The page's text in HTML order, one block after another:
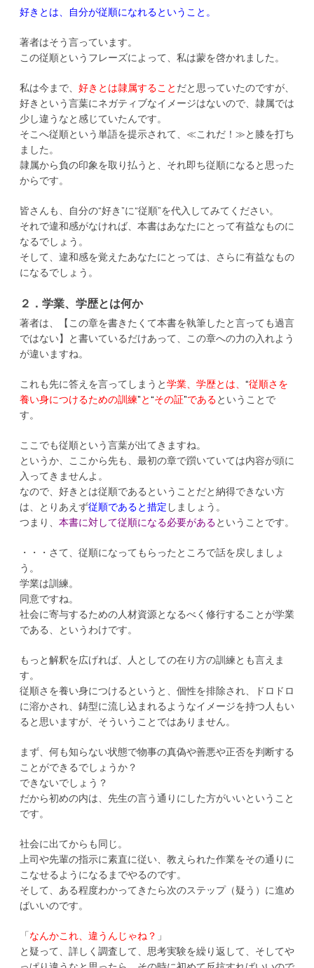
好きとは、自分が従順になれるということ。
著者はそう言っています。
この従順というフレーズによって、私は蒙を啓かれました。
私は今まで、 好きとは隷属すること だと思っていたのですが、
好きという言葉にネガティブなイメージはないので、隷属では
少し違うなと感じていたんです。
そこへ従順という単語を提示されて、≪これだ！≫と膝を打ち
ました。
隷属から負の印象を取り払うと、それ即ち従順になると思った
からです。
皆さんも、自分の“好き”に“従順”を代入してみてください。
それで違和感がなければ、本書はあなたにとって有益なものに
なるでしょう。
そして、違和感を覚えたあなたにとっては、さらに有益なもの
になるでしょう。
２．学業、学歴とは何か
著者は、【この章を書きたくて本書を執筆したと言っても過言
ではない】と書いているだけあって、この章への力の入れよう
が違いますね。
これも先に答えを言ってしまうと学業、学歴とは、 “従順さを
養い身につけるための訓練”と“その証”であるということで
す。
ここでも従順という言葉が出てきますね。
というか、ここから先も、最初の章で躓いていては内容が頭に
入ってきませんよ。
なので、好きとは従順であるということだと納得できない方
は、とりあえず従順であると措定 しましょう。
つまり、 本書に対して従順になる必要があるということです。
・・・さて、従順になってもらったところで話を戻しましょ
う。
学業は訓練。
同意ですね。
社会に寄与するための人材資源となるべく修行することが学業
である、というわけです。
もっと解釈を広げれば、人としての在り方の訓練とも言えま
す。
従順さを養い身につけるというと、個性を排除され、ドロドロ
に溶かされ、鋳型に流し込まれるようなイメージを持つ人もい
ると思いますが、そういうことではありません。
まず、何も知らない状態で物事の真偽や善悪や正否を判断する
ことができるでしょうか？
できないでしょう？
だから初めの内は、先生の言う通りにした方がいいということ
です。
社会に出てからも同じ。
上司や先輩の指示に素直に従い、教えられた作業をその通りに
こなせるようになるまでやるのです。
そして、ある程度わかってきたら次のステップ（疑う）に進め
ばいいのです。
「なんかこれ、違うんじゃね？ 」
と疑って、詳しく調査して、思考実験を繰り返して、そしてや